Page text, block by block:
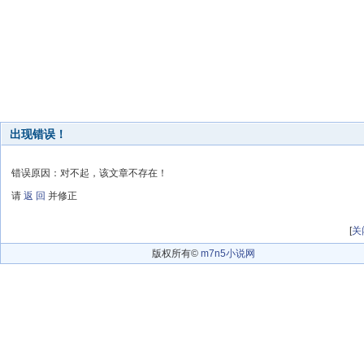
出现错误！
错误原因：对不起，该文章不存在！
请 返 回 并修正
[关
版权所有© m7n5小说网